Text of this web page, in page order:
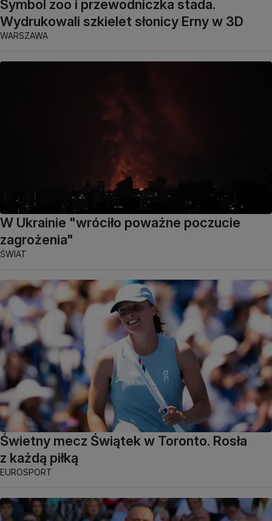
Symbol zoo i przewodniczka stada.
Wydrukowali szkielet słonicy Erny w 3D
WARSZAWA
W Ukrainie "wróciło poważne poczucie
zagrożenia"
ŚWIAT
Świetny mecz Świątek w Toronto. Rosła
z każdą piłką
EUROSPORT